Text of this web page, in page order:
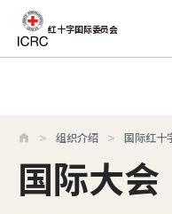
跳至主要内容
红十字国际委员会
组织介绍 国际红十
国际大会